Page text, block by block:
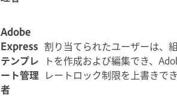
Adobe
Express
テンプレ
ート管理
者
割り当てられたユーザーは、
トを作成および編集でき、
レートロック制限を上書きでき